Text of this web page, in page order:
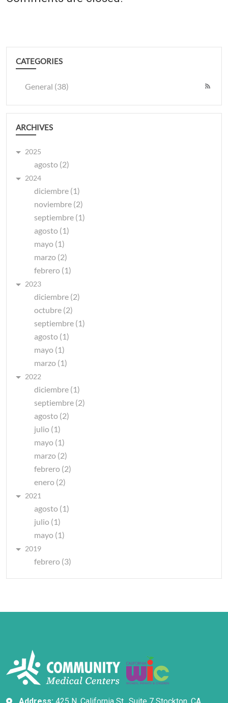
CATEGORIES
General (38)
ARCHIVES
2025
agosto (2)
2024
diciembre (1)
noviembre (2)
septiembre (1)
agosto (1)
mayo (1)
marzo (2)
febrero (1)
2023
diciembre (2)
octubre (2)
septiembre (1)
agosto (1)
mayo (1)
marzo (1)
2022
diciembre (1)
septiembre (2)
agosto (2)
julio (1)
mayo (1)
marzo (2)
febrero (2)
enero (2)
2021
agosto (1)
julio (1)
mayo (1)
2019
febrero (3)